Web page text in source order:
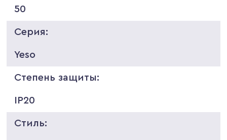
50
Серия:
Yeso
Степень защиты:
IP20
Стиль: